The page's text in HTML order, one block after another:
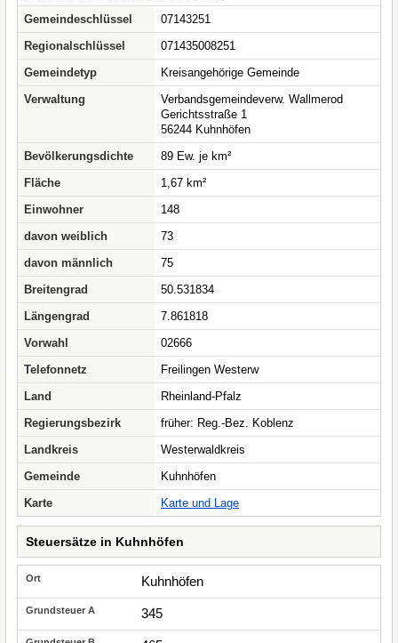
Gemeindeschlüssel
07143251
Regionalschlüssel
071435008251
Gemeindetyp
Kreisangehörige Gemeinde
Verwaltung
Verbandsgemeindeverw. Wallmerod
Gerichtsstraße 1
56244 Kuhnhöfen
Bevölkerungsdichte
89 Ew. je km²
Fläche
1,67 km²
Einwohner
148
davon weiblich
73
davon männlich
75
Breitengrad
50.531834
Längengrad
7.861818
Vorwahl
02666
Telefonnetz
Freilingen Westerw
Land
Rheinland-Pfalz
Regierungsbezirk
früher: Reg.-Bez. Koblenz
Landkreis
Westerwaldkreis
Gemeinde
Kuhnhöfen
Karte
Karte und Lage
Steuersätze in Kuhnhöfen
Kuhnhöfen
345